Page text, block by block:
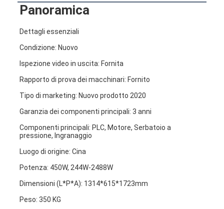
Panoramica
Dettagli essenziali
Condizione: Nuovo
Ispezione video in uscita: Fornita
Rapporto di prova dei macchinari: Fornito
Tipo di marketing: Nuovo prodotto 2020
Garanzia dei componenti principali: 3 anni
Componenti principali: PLC, Motore, Serbatoio a
pressione, Ingranaggio
Luogo di origine: Cina
Potenza: 450W, 244W-2488W
Dimensioni (L*P*A): 1314*615*1723mm
Peso: 350 KG